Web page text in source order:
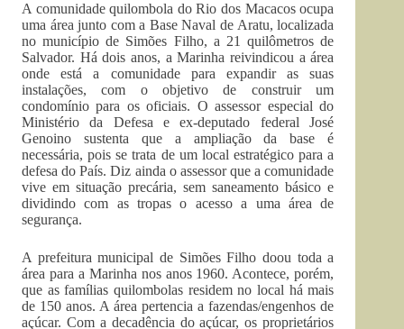
A comunidade quilombola do Rio dos Macacos ocupa
uma área junto com a Base Naval de Aratu, localizada
no município de Simões Filho, a 21 quilômetros de
Salvador. Há dois anos, a Marinha reivindicou a área
onde está a comunidade para expandir as suas
instalações, com o objetivo de construir um
condomínio para os oficiais. O assessor especial do
Ministério da Defesa e ex-deputado federal José
Genoino sustenta que a ampliação da base é
necessária, pois se trata de um local estratégico para a
defesa do País. Diz ainda o assessor que a comunidade
vive em situação precária, sem saneamento básico e
dividindo com as tropas o acesso a uma área de
segurança.
A prefeitura municipal de Simões Filho doou toda a
área para a Marinha nos anos 1960. Acontece, porém,
que as famílias quilombolas residem no local há mais
de 150 anos. A área pertencia a fazendas/engenhos de
açúcar. Com a decadência do açúcar, os proprietários